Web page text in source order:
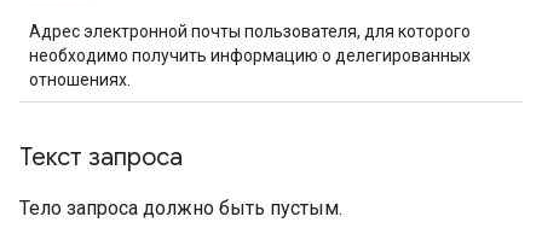
Адрес электронной почты пользователя, для которого
необходимо получить информацию о делегированных
отношениях.
Текст запроса
Тело запроса должно быть пустым.